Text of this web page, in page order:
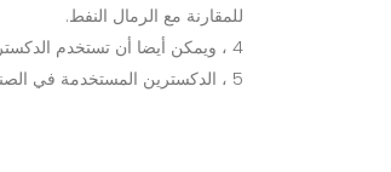
للمقارنة مع الرمال النفط.
4 ، ويمكن أيضا أن تستخدم الدكسترين كمادة لاصقة للورق شريط خاص الشريط القائم على الخشب.
5 ، الدكسترين المستخدمة في الصناعة الكيميائية لعدة أصباغ التصدير كمادة مضافة